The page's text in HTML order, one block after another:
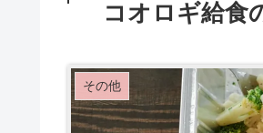
コオロギ給食
その他